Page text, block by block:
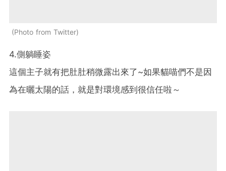
Photo from Twitter
4.側躺睡姿
這個主子就有把肚肚稍微露出來了~如果貓喵們不是因
為在曬太陽的話，就是對環境感到很信任啦～